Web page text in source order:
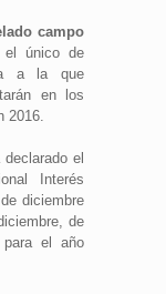
campo
único de
a la que
en los
2016.
el
Interés
diciembre
de
para el año